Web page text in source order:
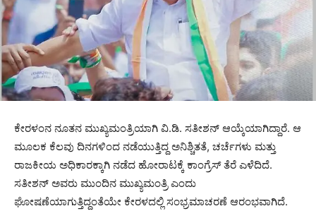
ಕೇರಳಂನ ನೂತನ ಮುಖ್ಯಮಂತ್ರಿಯಾಗಿ ವಿ.ಡಿ. ಸತೀಶನ್ ಆಯ್ಕೆಯಾಗಿದ್ದಾರೆ. ಆ
ಮೂಲಕ ಕೆಲವು ದಿನಗಳಿಂದ ನಡೆಯುತ್ತಿದ್ದ ಅನಿಶ್ಚಿತತೆ, ಚರ್ಚೆಗಳು ಮತ್ತು
ರಾಜಕೀಯ ಅಧಿಕಾರಕ್ಕಾಗಿ ನಡೆದ ಹೋರಾಟಕ್ಕೆ ಕಾಂಗ್ರೆಸ್ ತೆರೆ ಎಳೆದಿದೆ.
ಸತೀಶನ್ ಅವರು ಮುಂದಿನ ಮುಖ್ಯಮಂತ್ರಿ ಎಂದು
ಘೋಷಣೆಯಾಗುತ್ತಿದ್ದಂತೆಯೇ ಕೇರಳದಲ್ಲಿ ಸಂಭ್ರಮಾಚರಣೆ ಆರಂಭವಾಗಿದೆ.